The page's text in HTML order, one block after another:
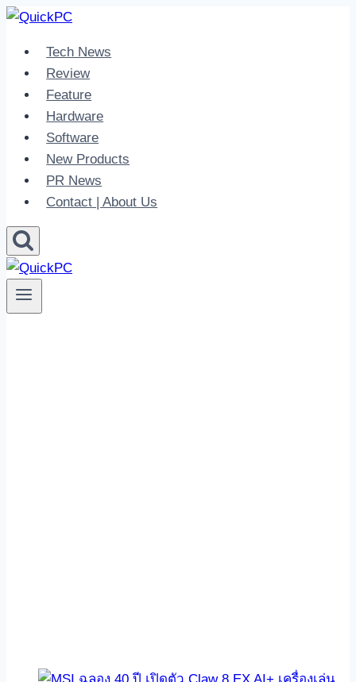
Skip
contentTech News
Review
Feature
Hardware
Software
New Products
PR News
Contact | About Us